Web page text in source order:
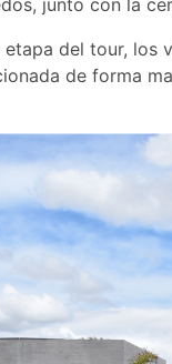
junto con la
etapa del tour,
de forma